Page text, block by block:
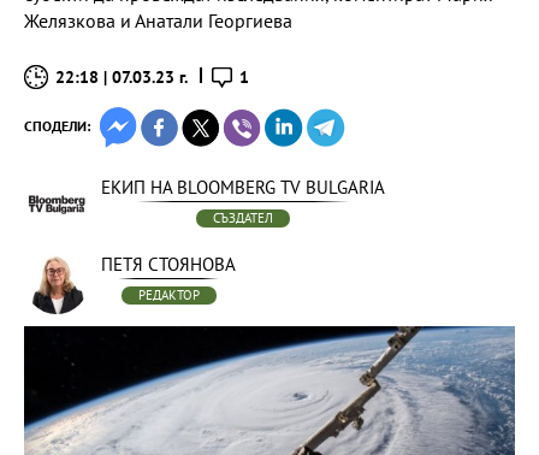
Желязкова и Анатали Георгиева
22:18 | 07.03.23 г. 1
СПОДЕЛИ:
ЕКИП НА BLOOMBERG TV BULGARIA
СЪЗДАТЕЛ
ПЕТЯ СТОЯНОВА
РЕДАКТОР